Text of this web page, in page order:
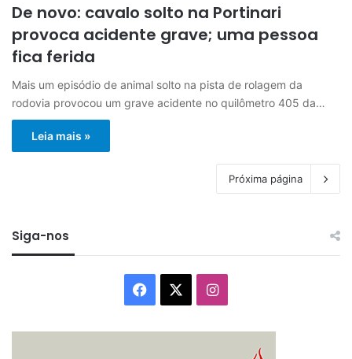
De novo: cavalo solto na Portinari
provoca acidente grave; uma pessoa
fica ferida
Mais um episódio de animal solto na pista de rolagem da
rodovia provocou um grave acidente no quilômetro 405 da…
Leia mais »
Próxima página
Siga-nos
Facebook Instagram